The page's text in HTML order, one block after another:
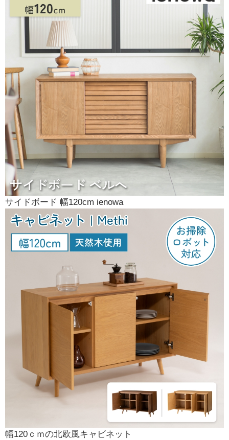
サイドボード 幅120cm ienowa
幅120ｃｍの北欧風キャビネット